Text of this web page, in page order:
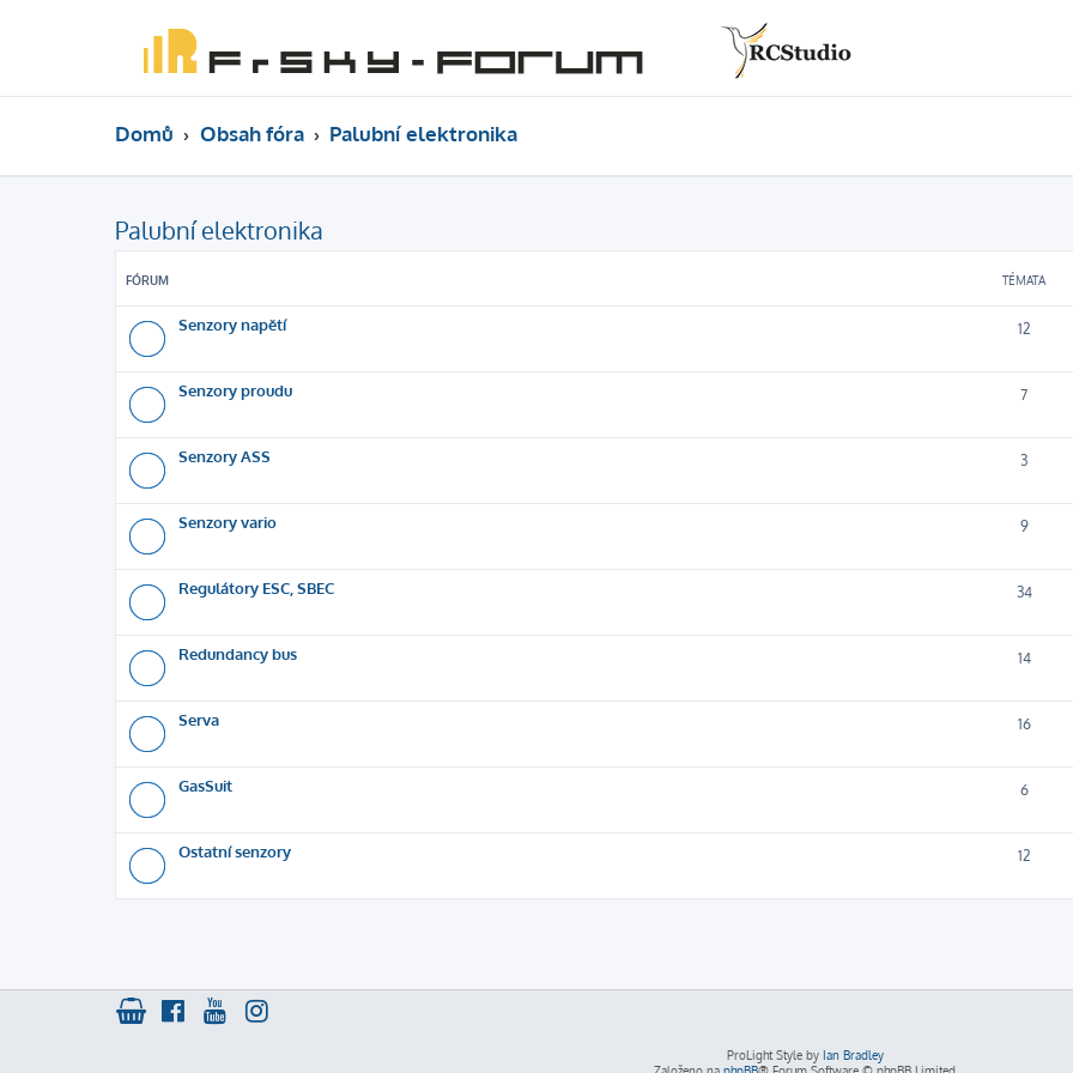
Domů Obsah fóra Palubní elektronika
Palubní elektronika
FÓRUM TÉMATA
Senzory napětí 12
Senzory proudu 7
Senzory ASS 3
Senzory vario 9
Regulátory ESC, SBEC 34
Redundancy bus 14
Serva 16
GasSuit 6
Ostatní senzory 12
ProLight Style by Ian Bradley